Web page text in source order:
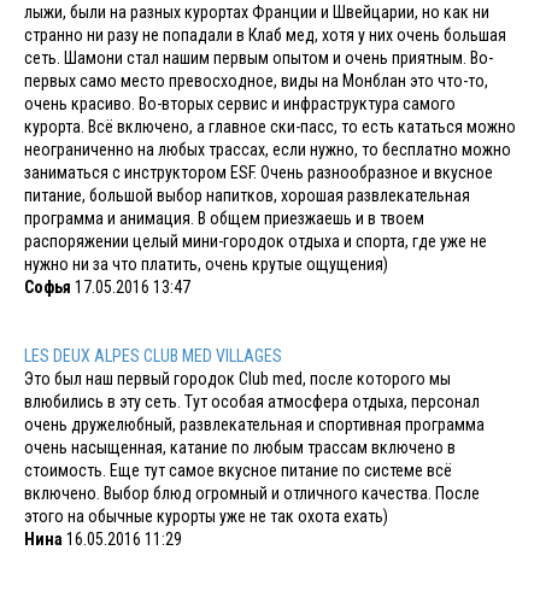
лыжи, были на разных курортах Франции и Швейцарии, но как ни
странно ни разу не попадали в Клаб мед, хотя у них очень большая
сеть. Шамони стал нашим первым опытом и очень приятным. Во-
первых само место превосходное, виды на Монблан это что-то,
очень красиво. Во-вторых сервис и инфраструктура самого
курорта. Всё включено, а главное ски-пасс, то есть кататься можно
неограниченно на любых трассах, если нужно, то бесплатно можно
заниматься с инструктором ESF. Очень разнообразное и вкусное
питание, большой выбор напитков, хорошая развлекательная
программа и анимация. В общем приезжаешь и в твоем
распоряжении целый мини-городок отдыха и спорта, где уже не
нужно ни за что платить, очень крутые ощущения)
Софья 17.05.2016 13:47
LES DEUX ALPES CLUB MED VILLAGES
Это был наш первый городок Club med, после которого мы
влюбились в эту сеть. Тут особая атмосфера отдыха, персонал
очень дружелюбный, развлекательная и спортивная программа
очень насыщенная, катание по любым трассам включено в
стоимость. Еще тут самое вкусное питание по системе всё
включено. Выбор блюд огромный и отличного качества. После
этого на обычные курорты уже не так охота ехать)
Нина 16.05.2016 11:29